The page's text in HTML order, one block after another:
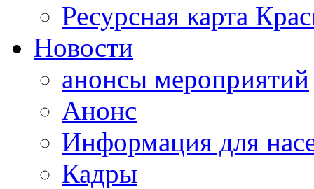
Ресурсная карта
Новости
анонсы мероприятий
Анонс
Информация для
Кадры